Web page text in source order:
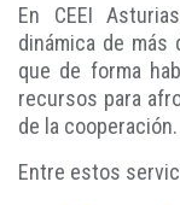
En CEEI
dinámica de más
que de forma
recursos para
de la cooperación.
Entre estos